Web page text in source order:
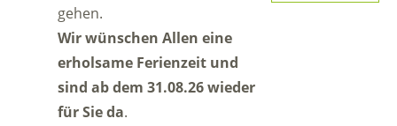
gehen.
Wir wünschen Allen eine
erholsame Ferienzeit und
sind ab dem 31.08.26 wieder
für Sie da.